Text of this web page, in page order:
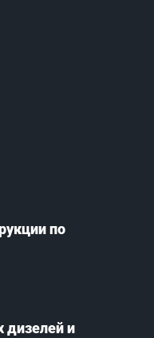
по
дизелей и